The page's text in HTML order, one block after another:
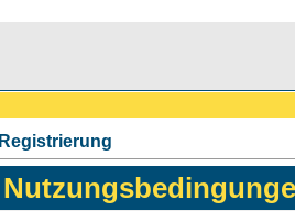
Registrierung